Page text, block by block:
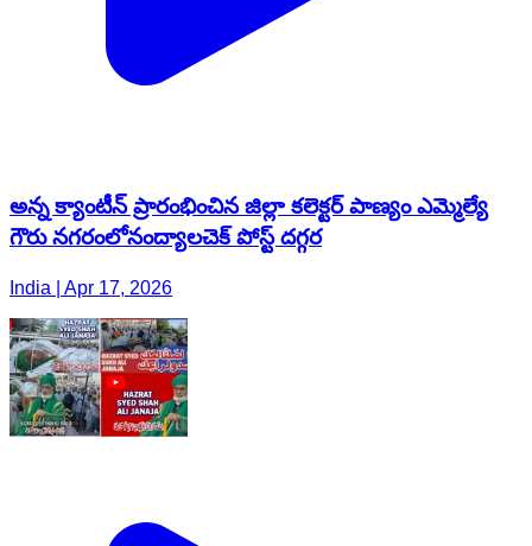
అన్న క్యాంటీన్ ప్రారంభించిన జిల్లా కలెక్టర్ పాణ్యం ఎమ్మెల్యే
గౌరు నగరంలోనంద్యాలచెక్ పోస్ట్ దగ్గర
India | Apr 17, 2026